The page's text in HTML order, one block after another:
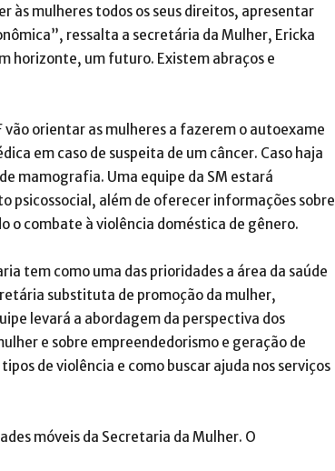
às mulheres todos os seus direitos, apresentar
ressalta a secretária da Mulher, Ericka
horizonte, um futuro. Existem abraços e
orientar as mulheres a fazerem o autoexame
em caso de suspeita de um câncer. Caso haja
mamografia. Uma equipe da SM estará
psicossocial, além de oferecer informações sobre
o combate à violência doméstica de gênero.
tem como uma das prioridades a área da saúde
substituta de promoção da mulher,
levará a abordagem da perspectiva dos
e sobre empreendedorismo e geração de
de violência e como buscar ajuda nos serviços
móveis da Secretaria da Mulher. O